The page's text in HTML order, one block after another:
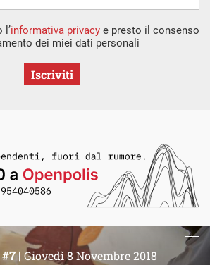
l’informativa privacy e presto il consenso
dei miei dati personali
Iscriviti
| Giovedì 8 Novembre 2018